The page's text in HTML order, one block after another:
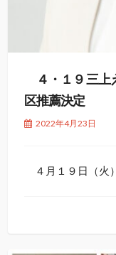
４・１９ 三上
区推薦決定
2022年4月23日
４月１９日（火